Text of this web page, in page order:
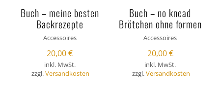
Buch – meine besten
Backrezepte
Accessoires
20,00€
inkl. MwSt.
zzgl.Versandkosten
Buch – no knead
Brötchen ohne formen
Accessoires
20,00€
inkl. MwSt.
zzgl.Versandkosten